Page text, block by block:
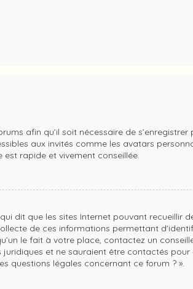
afin qu’il soit nécessaire de
aux invités comme les avatars
est rapide et vivement conseillée.
dit que les sites Internet pouvant recueillir
de ces informations permettant
le fait à votre place, contactez un
et ne sauraient être contactés
questions légales concernant ce forum ? ».